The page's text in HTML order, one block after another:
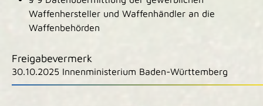
Waffenhersteller und Waffenhändler an die
Waffenbehörden
Freigabevermerk
30.10.2025 Innenministerium Baden-Württemberg